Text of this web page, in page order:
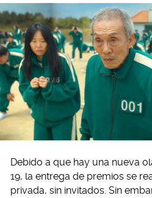
Debido a que hay una nueva
19, la entrega de premios se
privada, sin invitados. Sin